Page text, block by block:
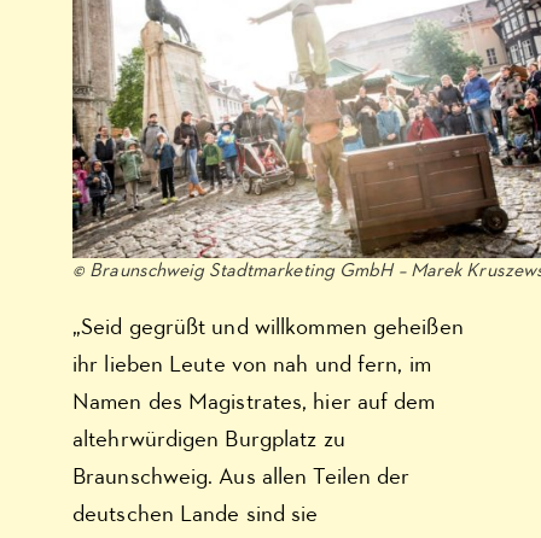
© Braunschweig Stadtmarketing GmbH – Marek
„Seid gegrüßt und willkommen geheißen
ihr lieben Leute von nah und fern, im
Namen des Magistrates, hier auf dem
altehrwürdigen Burgplatz zu
Braunschweig. Aus allen Teilen der
deutschen Lande sind sie